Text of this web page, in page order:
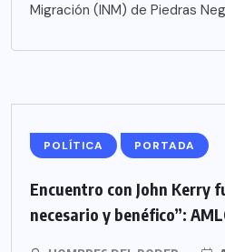
Migración (INM) de Piedras
POLÍTICA PORTADA
Encuentro con John Kerry
necesario y benéfico”: